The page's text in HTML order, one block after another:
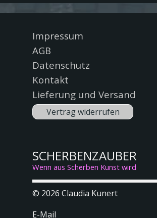
SCHERBENZAUBER
Wenn aus Scherben Kunst wird
Impressum
AGB
Datenschutz
Kontakt
Lieferung und Versand
© 2026 Claudia Kunert
E-Mail
Vertrag widerrufen